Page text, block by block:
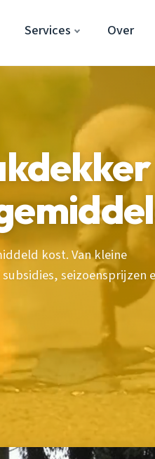
Services Over
kost. Van kleine
seizoensprijzen